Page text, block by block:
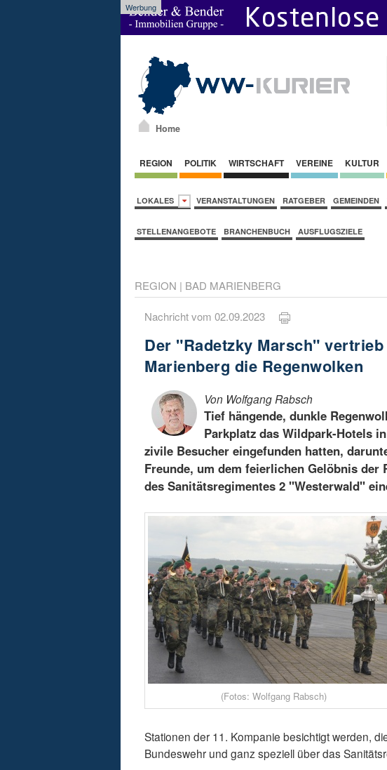
Werbung
Home
REGION POLITIK WIRTSCHAFT VEREINE KULTUR
LOKALES VERANSTALTUNGEN RATGEBER GEMEINDEN
STELLENANGEBOTE BRANCHENBUCH AUSFLUGSZIELE
REGION | BAD MARIENBERG
Nachricht vom 02.09.2023
Der "Radetzky Marsch"
Marienberg die Regenwolken
Von Wolfgang Rabsch
Tief hängende, dunkle
Parkplatz das Wildpark-Hotels
zivile Besucher eingefunden hatten,
Freunde, um dem feierlichen Gelöbnis
des Sanitätsregimentes 2 "Westerwald"
(Fotos: Wolfgang Rabsch)
Stationen der 11. Kompanie besichtigt werden,
Bundeswehr und ganz speziell über das